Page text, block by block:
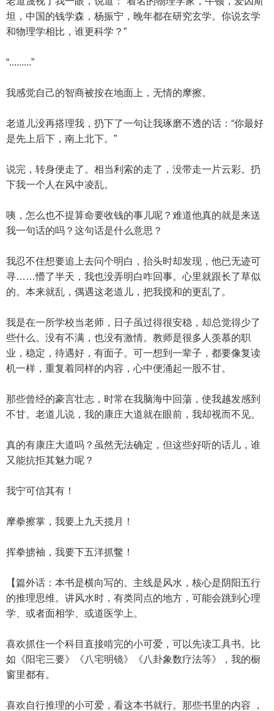
坦，中国的钱学森，杨振宁，晚年都在研究玄学。你说玄学
和物理学相比，谁更科学？”
“.........”
我感觉自己的智商被按在地面上，无情的摩擦。
老道儿没再搭理我，扔下了一句让我琢磨不透的话：“你最好
是先上后下，南上北下。”
说完，转身便走了。相当利索的走了，没带走一片云彩。扔
下我一个人在风中凌乱。
咦，怎么也不提算命要收钱的事儿呢？难道他真的就是来送
我一句话的吗？这句话是什么意思？
我忍不住想要追上去问个明白，抬头时却发现，他已无迹可
寻……懵了半天，我也没弄明白咋回事。心里就跟长了草似
的。本来就乱，偶遇这老道儿，把我搅和的更乱了。
我是在一所学校当老师，日子虽过得很安稳，却总觉得少了
些什么。没有不满，也没有激情。教师是很多人羡慕的职
业，稳定，待遇好，有面子。可一想到一辈子，都要像复读
机一样，重复着同样的内容，心中便涌起一股不甘。
那些曾经的豪言壮志，时常在我脑海中回蕩，使我越发感到
不甘。老道儿说，我的康庄大道就在眼前，我却视而不见。
真的有康庄大道吗？虽然无法确定，但这些好听的话儿，谁
又能抗拒其魅力呢？
我宁可信其有！
摩拳擦掌，我要上九天揽月！
挥拳掳袖，我要下五洋抓鳖！
【篇外话：本书是横向写的。主线是风水，核心是阴阳五行
的推理思维。讲风水时，有类同点的地方，可能会跳到心理
学、或者面相学、或道医学上。
喜欢抓住一个科目直接啃完的小可爱，可以先读工具书。比
如《阳宅三要》《八宅明镜》《八卦象数疗法等》，我的橱
窗里都有。
喜欢自行推理的小可爱，看这本书就行。那些书里的内容 ，